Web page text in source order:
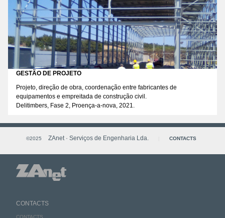
GESTÃO DE PROJETO
Projeto, direção de obra, coordenação entre fabricantes de
equipamentos e empreitada de construção civil.
Delitimbers, Fase 2, Proença-a-nova, 2021.
©2025 ZAnet · Serviços de Engenharia Lda. CONTACTS
CONTACTS
CONTACTS